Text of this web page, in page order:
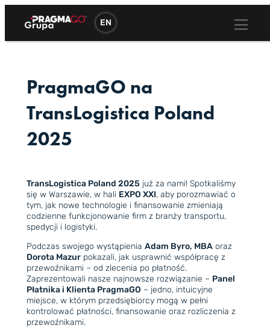
treści
EN
PragmaGO na
TransLogistica Poland
2025
TransLogistica Poland 2025 już za nami! Spotkaliśmy
się w Warszawie, w hali EXPO XXI, aby porozmawiać o
tym, jak nowe technologie i finansowanie zmieniają
codzienne funkcjonowanie firm z branży transportu,
spedycji i logistyki.
Podczas swojego wystąpienia Adam Byro, MBA oraz
Dorota Mazur pokazali, jak usprawnić współpracę z
przewoźnikami – od zlecenia po płatność.
Zaprezentowali nasze najnowsze rozwiązanie – Panel
Płatnika i Klienta PragmaGO – jedno, intuicyjne
miejsce, w którym przedsiębiorcy mogą w pełni
kontrolować płatności, finansowanie oraz rozliczenia z
przewoźnikami.